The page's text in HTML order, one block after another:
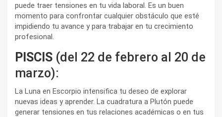
puede traer tensiones en tu vida laboral. Es un buen
momento para confrontar cualquier obstáculo que esté
impidiendo tu avance y para trabajar en tu crecimiento
profesional.
PISCIS (del 22 de febrero al 20 de
marzo):
La Luna en Escorpio intensifica tu deseo de explorar
nuevas ideas y aprender. La cuadratura a Plutón puede
generar tensiones en tus relaciones académicas o en tus